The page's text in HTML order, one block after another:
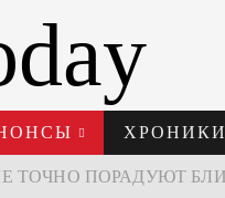
ХРОНИКИ